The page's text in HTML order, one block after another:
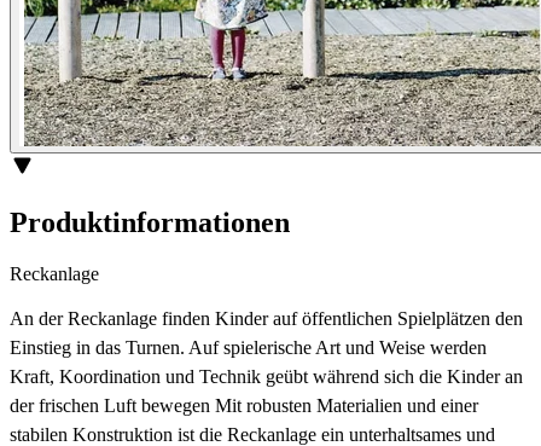
Produktinformationen
Reckanlage
An der Reckanlage finden Kinder auf öffentlichen Spielplätzen den
Einstieg in das Turnen. Auf spielerische Art und Weise werden
Kraft, Koordination und Technik geübt während sich die Kinder an
der frischen Luft bewegen Mit robusten Materialien und einer
stabilen Konstruktion ist die Reckanlage ein unterhaltsames und